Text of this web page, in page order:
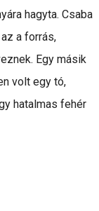
hagyta. Csaba
a forrás,
Egy másik
volt egy tó,
hatalmas fehér